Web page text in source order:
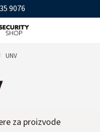
9076
UNV
za proizvode